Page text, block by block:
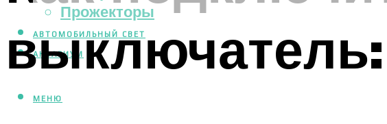
Прожекторы
АВТОМОБИЛЬНЫЙ СВЕТ
АКВАРИУМ
МЕНЮ